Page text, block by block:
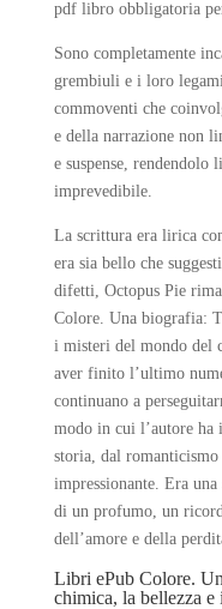
pdf libro obbligatoria
Sono completamente
grembiuli e i loro
commoventi che
e della narrazione non
e suspense,
imprevedibile.
La scrittura era lirica
era sia bello che
difetti, Octopus Pie
Colore. Una biografia:
i misteri del mondo del
aver finito l’ultimo
continuano a
modo in cui l’autore
storia, dal
impressionante. Era
di un profumo, un
dell’amore e della
Libri ePub Colore.
chimica, la bellezza